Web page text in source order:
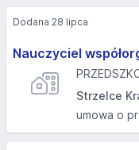
Nauczyciel
Strzelce
umowa o
Dodana 28 lipca